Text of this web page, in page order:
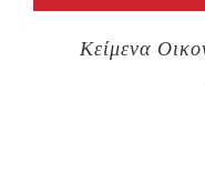
Κείμενα